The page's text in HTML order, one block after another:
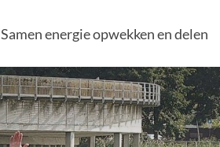
Samen energie opwekken en delen